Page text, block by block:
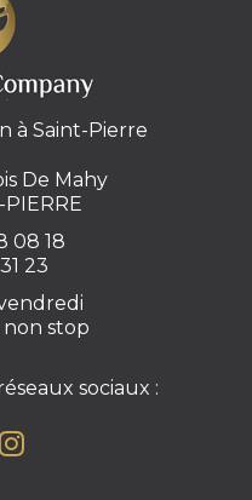
à Saint-Pierre
De Mahy
PIERRE
08 18
23
stop
sociaux :